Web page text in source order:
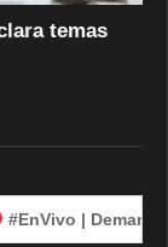
temas
Demanda de